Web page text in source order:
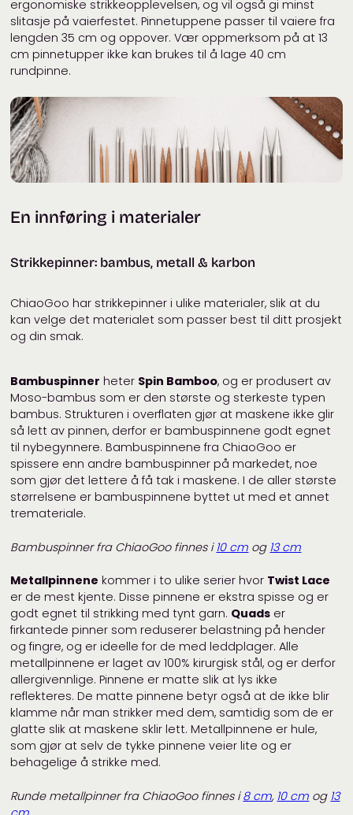
ergonomiske strikkeopplevelsen, og vil også gi minst
slitasje på vaierfestet. Pinnetuppene passer til vaiere fra
lengden 35 cm og oppover. Vær oppmerksom på at 13
cm pinnetupper ikke kan brukes til å lage 40 cm
rundpinne.
En innføring i materialer
Strikkepinner: bambus, metall & karbon
ChiaoGoo har strikkepinner i ulike materialer, slik at du
kan velge det materialet som passer best til ditt prosjekt
og din smak.
Bambuspinner heter Spin Bamboo, og er produsert av
Moso-bambus som er den største og sterkeste typen
bambus. Strukturen i overflaten gjør at maskene ikke glir
så lett av pinnen, derfor er bambuspinnene godt egnet
til nybegynnere. Bambuspinnene fra ChiaoGoo er
spissere enn andre bambuspinner på markedet, noe
som gjør det lettere å få tak i maskene. I de aller største
størrelsene er bambuspinnene byttet ut med et annet
tremateriale.
Bambuspinner fra ChiaoGoo finnes i 10 cm og 13 cm
Metallpinnene kommer i to ulike serier hvor Twist Lace
er de mest kjente. Disse pinnene er ekstra spisse og er
godt egnet til strikking med tynt garn. Quads er
firkantede pinner som reduserer belastning på hender
og fingre, og er ideelle for de med leddplager. Alle
metallpinnene er laget av 100% kirurgisk stål, og er derfor
allergivennlige. Pinnene er matte slik at lys ikke
reflekteres. De matte pinnene betyr også at de ikke blir
klamme når man strikker med dem, samtidig som de er
glatte slik at maskene sklir lett. Metallpinnene er hule,
som gjør at selv de tykke pinnene veier lite og er
behagelige å strikke med.
Runde metallpinner fra ChiaoGoo finnes i8 cm, 10 cm og 13